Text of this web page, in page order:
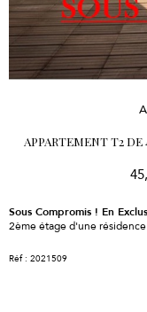
APPARTEMENT T2 DE
Sous Compromis ! En
2ème étage d'une
Réf : 2021509